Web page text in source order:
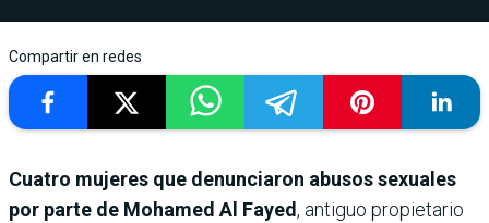
Compartir en redes
Cuatro mujeres que denunciaron abusos sexuales
por parte de Mohamed Al Fayed, antiguo propietario